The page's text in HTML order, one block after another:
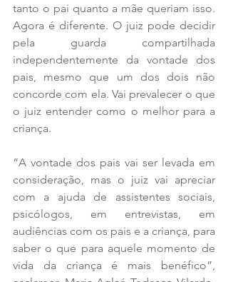
tanto o pai quanto a mãe queriam isso.
Agora é diferente. O juiz pode decidir
pela guarda compartilhada
independentemente da vontade dos
pais, mesmo que um dos dois não
concorde com ela. Vai prevalecer o que
o juiz entender como o melhor para a
criança.
“A vontade dos pais vai ser levada em
consideração, mas o juiz vai apreciar
com a ajuda de assistentes sociais,
psicólogos, em entrevistas, em
audiências com os pais e a criança, para
saber o que para aquele momento de
vida da criança é mais benéfico”,